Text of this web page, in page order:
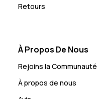
Retours
À Propos De Nous
Rejoins la Communauté
À propos de nous